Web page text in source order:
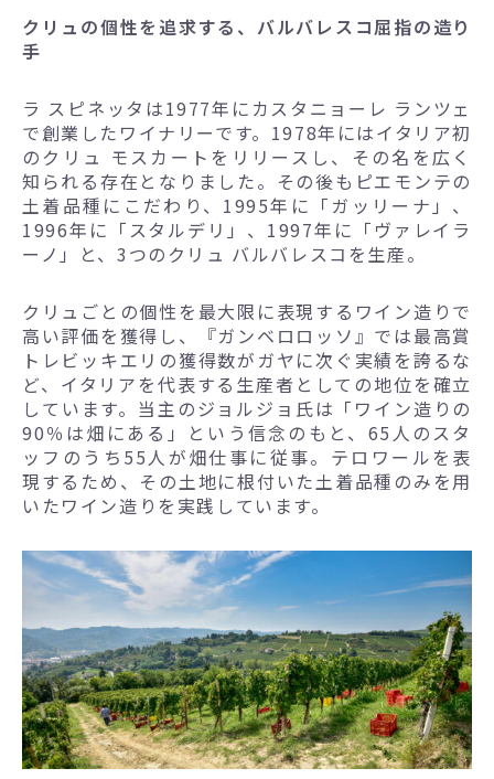
クリュの個性を追求する、バルバレスコ屈指の造り
手
ラ スピネッタは1977年にカスタニョーレ ランツェ
で創業したワイナリーです。1978年にはイタリア初
のクリュ モスカートをリリースし、その名を広く
知られる存在となりました。その後もピエモンテの
土着品種にこだわり、1995年に「ガッリーナ」、
1996年に「スタルデリ」、1997年に「ヴァレイラ
ーノ」と、3つのクリュ バルバレスコを生産。
クリュごとの個性を最大限に表現するワイン造りで
高い評価を獲得し、『ガンベロロッソ』では最高賞
トレビッキエリの獲得数がガヤに次ぐ実績を誇るな
ど、イタリアを代表する生産者としての地位を確立
しています。当主のジョルジョ氏は「ワイン造りの
90％は畑にある」という信念のもと、65人のスタ
ッフのうち55人が畑仕事に従事。テロワールを表
現するため、その土地に根付いた土着品種のみを用
いたワイン造りを実践しています。